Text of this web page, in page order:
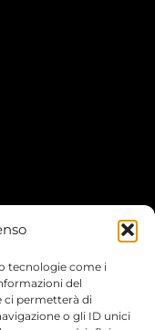
tecnologie come i
del
ci permetterà di
o gli ID unici